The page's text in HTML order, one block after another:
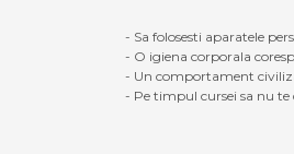
- Sa folosesti aparatele
- O igiena corporala
- Un comportament
- Pe timpul cursei sa nu